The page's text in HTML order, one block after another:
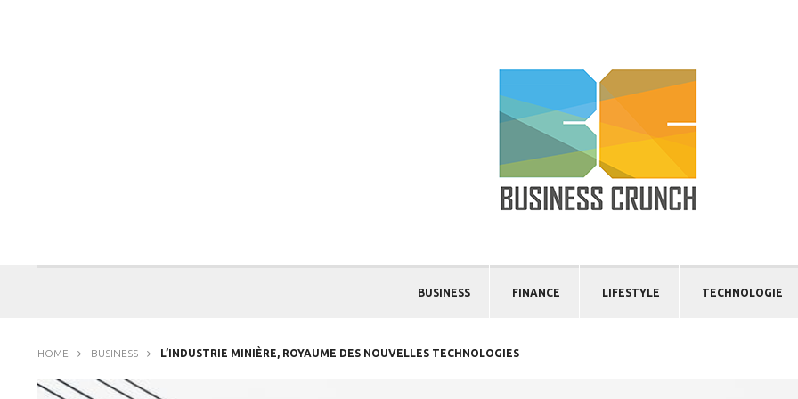
BUSINESS FINANCE LIFESTYLE TECHNOLOGIE
HOME BUSINESS L’INDUSTRIE MINIÈRE, ROYAUME DES NOUVELLES TECHNOLOGIES